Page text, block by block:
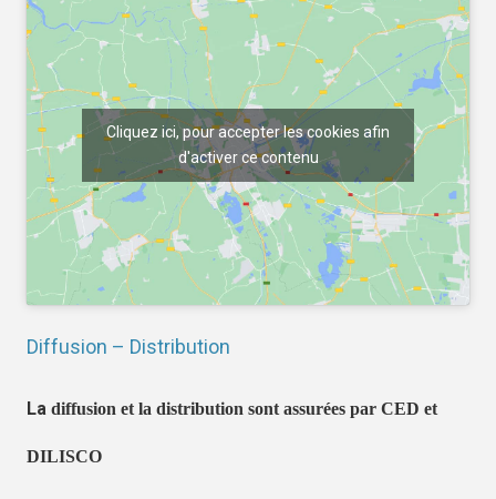
Cliquez ici, pour accepter les cookies afin
d'activer ce contenu
Diffusion – Distribution
La diffusion et la distribution sont assurées par CED et
DILISCO